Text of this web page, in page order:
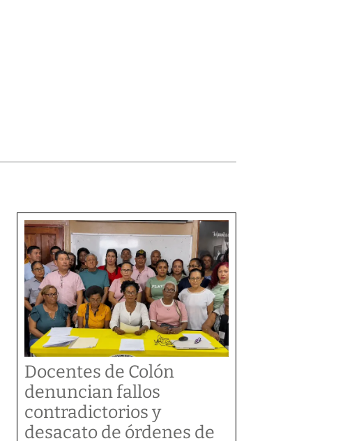
Docentes de Colón
denuncian fallos
contradictorios y
desacato de órdenes de